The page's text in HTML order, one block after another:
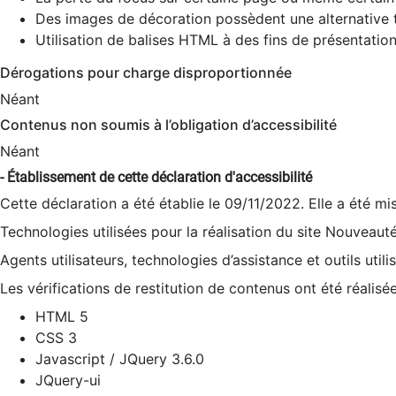
Des images de décoration possèdent une alternative
Utilisation de balises HTML à des fins de
Dérogations pour charge disproportionnée
Néant
Contenus non soumis à l’obligation d’accessibilité
Néant
- Établissement de cette déclaration d'accessibilité
Cette déclaration a été établie le 09/11/2022. Elle a été
Technologies utilisées pour la réalisation du site
Agents utilisateurs, technologies d’assistance et outils
Les vérifications de restitution de contenus ont été
HTML 5
CSS 3
Javascript / JQuery 3.6.0
JQuery-ui